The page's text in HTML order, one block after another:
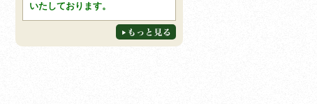
いたしております。